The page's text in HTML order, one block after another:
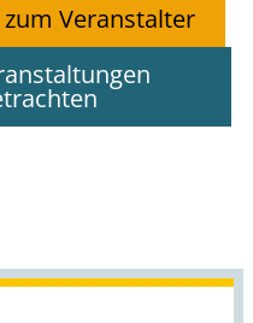
Veranstalter